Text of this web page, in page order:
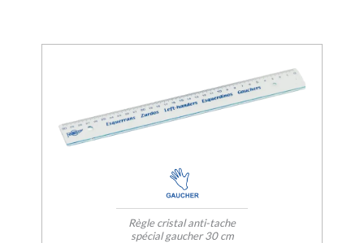
Règle cristal anti-tache
spécial gaucher 30 cm